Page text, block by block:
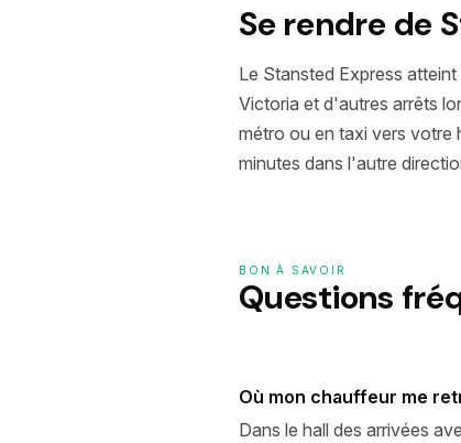
Se rendre de
Le Stansted Express
Victoria et d'autres arrêts
métro ou en taxi vers votre
minutes dans l'autre
BON À SAVOIR
Questions
Où mon chauffeur me
Dans le hall des arrivées